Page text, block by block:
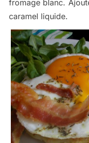
fromage blanc.
caramel liquide.